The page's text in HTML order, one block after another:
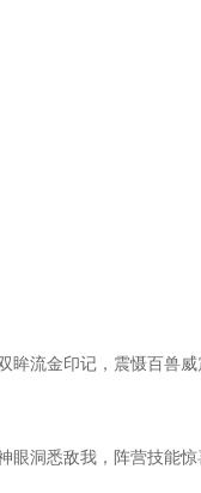
流金印记，震慑百兽威
洞悉敌我，阵营技能惊